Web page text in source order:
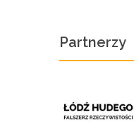
Partnerzy